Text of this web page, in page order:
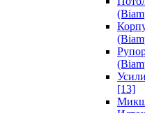
[13]